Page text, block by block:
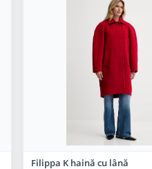
Filippa K haină cu lână